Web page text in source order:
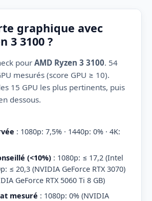
graphique avec
3 3100 ?
pour AMD Ryzen 3 3100. 54
mesurés (score GPU ≥ 10).
15 GPU les plus pertinents, puis
dessous.
: 1080p: 7,5% · 1440p: 0% · 4K:
(<10%) : 1080p: ≤ 17,2 (Intel
≤ 20,3 (NVIDIA GeForce RTX 3070)
GeForce RTX 5060 Ti 8 GB)
mesuré : 1080p: 0% (NVIDIA